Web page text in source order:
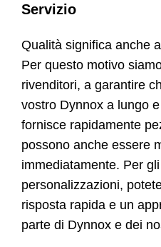
Rivenditori
Contatti
Negozio
Servizio
Qualità significa anche
Per questo motivo
rivenditori, a garantire
vostro Dynnox a lungo
fornisce rapidamente
possono anche essere
immediatamente. Per
personalizzazioni,
risposta rapida e un
parte di Dynnox e dei